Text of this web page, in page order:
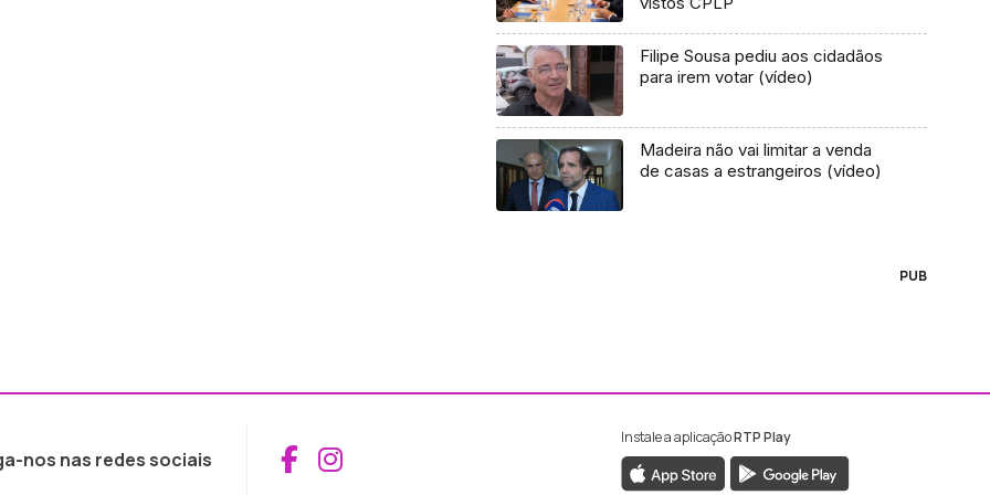
Filipe Sousa pediu aos cidadãos
para irem votar (vídeo)
Madeira não vai limitar a venda
de casas a estrangeiros (vídeo)
PUB
nos nas redes sociais Aceder ao Facebook da RTP Madeira
Aceder ao Instagram da RTP Madeira
Instale a aplicaçãoRTP Play